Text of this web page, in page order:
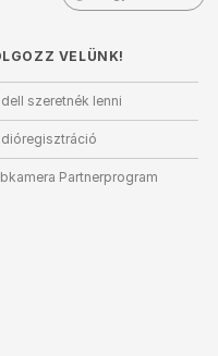
VELÜNK!
szeretnék lenni
Partnerprogram